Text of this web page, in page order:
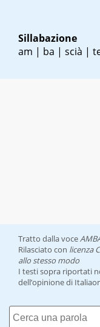
Sillabazione
am | ba | scià |
Tratto dalla voce
Rilasciato con licenza
allo stesso modo
I testi sopra riportati
dell’opinione di